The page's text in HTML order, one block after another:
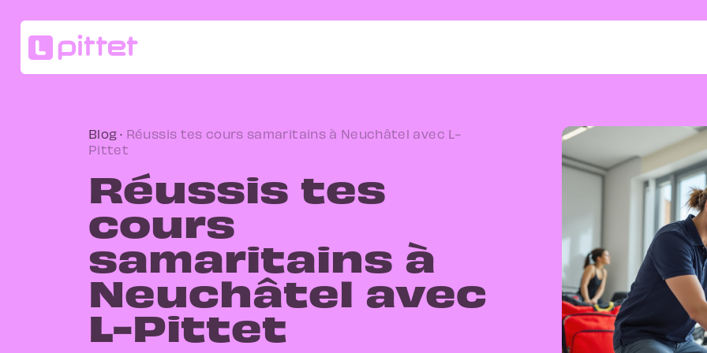
Blog · Réussis tes cours samaritains à Neuchâtel avec L-
Pittet
Réussis tes
cours
samaritains à
Neuchâtel avec
L-Pittet